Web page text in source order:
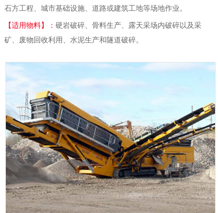
石方工程、城市基础设施、道路或建筑工地等场地作业。
【适用物料】： 硬岩破碎、骨料生产、露天采场内破碎以及采
矿、废物回收利用、水泥生产和隧道破碎。